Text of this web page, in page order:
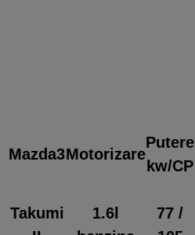
Mazda3Motorizare
Putere
kw/CP
Takumi
1.6l
77 /